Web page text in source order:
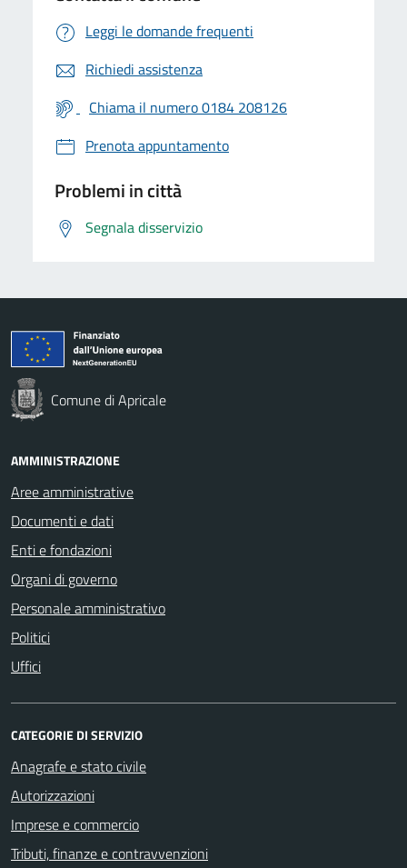
Leggi le domande frequenti
Richiedi assistenza
Chiama il numero 0184 208126
Prenota appuntamento
Problemi in città
Segnala disservizio
Comune di Apricale
AMMINISTRAZIONE
Aree amministrative
Documenti e dati
Enti e fondazioni
Organi di governo
Personale amministrativo
Politici
Uffici
CATEGORIE DI SERVIZIO
Anagrafe e stato civile
Autorizzazioni
Imprese e commercio
Tributi, finanze e contravvenzioni